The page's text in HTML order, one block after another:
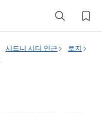
시드니 시티 인근
토지